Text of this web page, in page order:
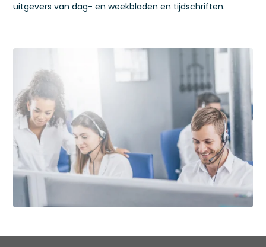
uitgevers van dag- en weekbladen en tijdschriften.